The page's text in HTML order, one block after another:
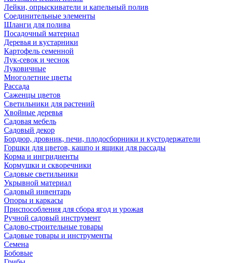
Лейки, опрыскиватели и капельный полив
Соединительные элементы
Шланги для полива
Посадочный материал
Деревья и кустарники
Картофель семенной
Лук-севок и чеснок
Луковичные
Многолетние цветы
Рассада
Саженцы цветов
Светильники для растений
Хвойные деревья
Садовая мебель
Садовый декор
Бордюр, дровник, печи, плодосборники и кустодержатели
Горшки для цветов, кашпо и ящики для рассады
Корма и ингридиенты
Кормушки и скворечники
Садовые светильники
Укрывной материал
Садовый инвентарь
Опоры и каркасы
Приспособления для сбора ягод и урожая
Ручной садовый инструмент
Садово-строительные товары
Садовые товары и инструменты
Семена
Бобовые